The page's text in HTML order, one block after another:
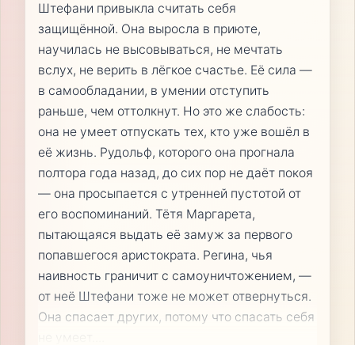
Штефани привыкла считать себя
защищённой. Она выросла в приюте,
научилась не высовываться, не мечтать
вслух, не верить в лёгкое счастье. Её сила —
в самообладании, в умении отступить
раньше, чем оттолкнут. Но это же слабость:
она не умеет отпускать тех, кто уже вошёл в
её жизнь. Рудольф, которого она прогнала
полтора года назад, до сих пор не даёт покоя
— она просыпается с утренней пустотой от
его воспоминаний. Тётя Маргарета,
пытающаяся выдать её замуж за первого
попавшегося аристократа. Регина, чья
наивность граничит с самоуничтожением, —
от неё Штефани тоже не может отвернуться.
Она спасает других, потому что спасать себя